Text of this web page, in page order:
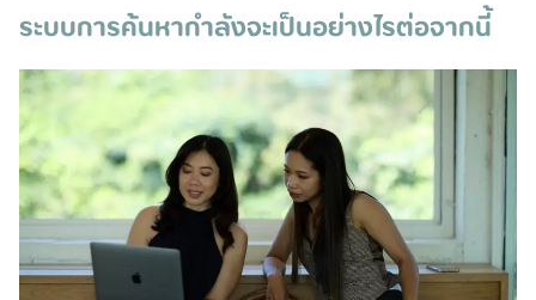
ระบบการค้นหากำลังจะเป็นอย่างไรต่อจากนี้